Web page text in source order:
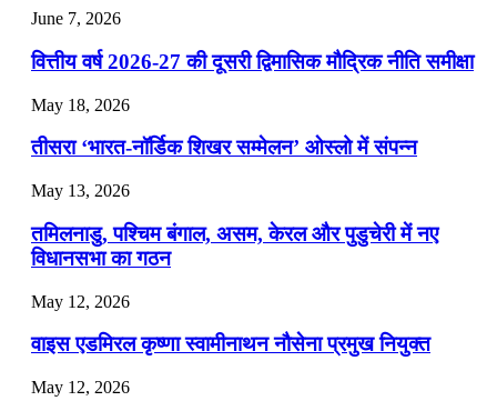
July 25, 2026
📝 डेली करेंट अफेयर्स: 22-24 जुलाई 2026
July 22, 2026
📝 डेली करेंट अफेयर्स: 19-21 जुलाई 2026
July 19, 2026
📝 डेली करेंट अफेयर्स: 16-18 जुलाई 2026
June 7, 2026
वित्तीय वर्ष 2026-27 की दूसरी द्विमासिक मौद्रिक नीति समीक्षा
May 18, 2026
तीसरा ‘भारत-नॉर्डिक शिखर सम्मेलन’ ओस्लो में संपन्न
May 13, 2026
तमिलनाडु, पश्चिम बंगाल, असम, केरल और पुडुचेरी में नए
विधानसभा का गठन
May 12, 2026
वाइस एडमिरल कृष्णा स्वामीनाथन नौसेना प्रमुख नियुक्त
May 12, 2026